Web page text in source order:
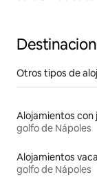
Otros tipos de
Alojamientos con
golfo de Nápoles
golfo de Nápoles